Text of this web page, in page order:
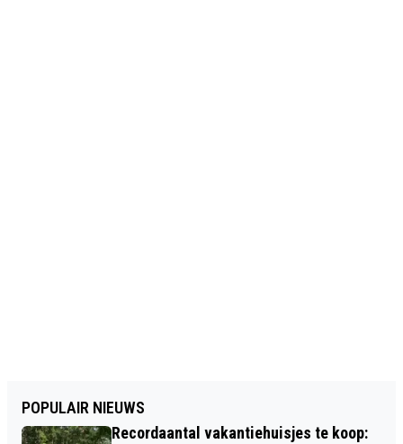
POPULAIR NIEUWS
Recordaantal vakantiehuisjes te koop: